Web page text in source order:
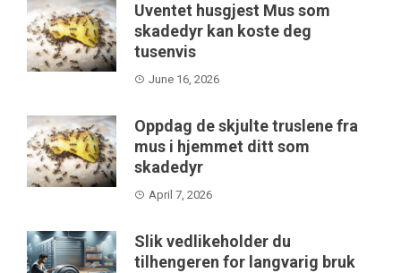
Uventet husgjest Mus som
skadedyr kan koste deg
tusenvis
June 16, 2026
Oppdag de skjulte truslene fra
mus i hjemmet ditt som
skadedyr
April 7, 2026
Slik vedlikeholder du
tilhengeren for langvarig bruk